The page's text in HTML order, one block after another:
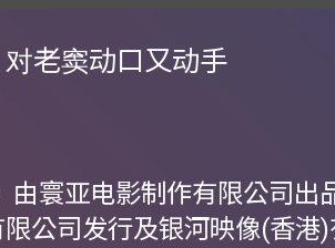
老窦动口又动手
由寰亚电影制作有限公司出
公司发行及银河映像(香港